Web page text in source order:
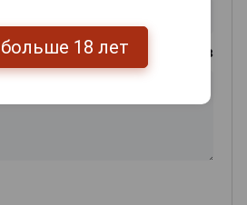
0из 2000 знаков
18 лет